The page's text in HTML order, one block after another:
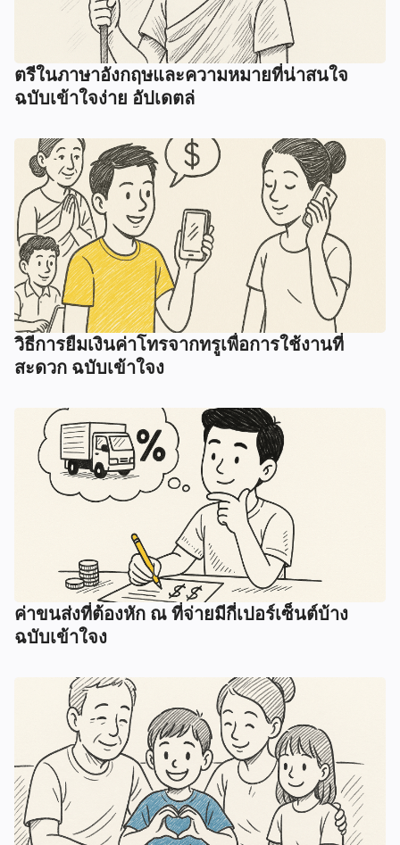
ตรีในภาษาอังกฤษและความหมายที่น่าสนใจ
ฉบับเข้าใจง่าย อัปเดตล่
วิธีการยืมเงินค่าโทรจากทรูเพื่อการใช้งานที่
สะดวก ฉบับเข้าใจง
ค่าขนส่งที่ต้องหัก ณ ที่จ่ายมีกี่เปอร์เซ็นต์บ้าง
ฉบับเข้าใจง